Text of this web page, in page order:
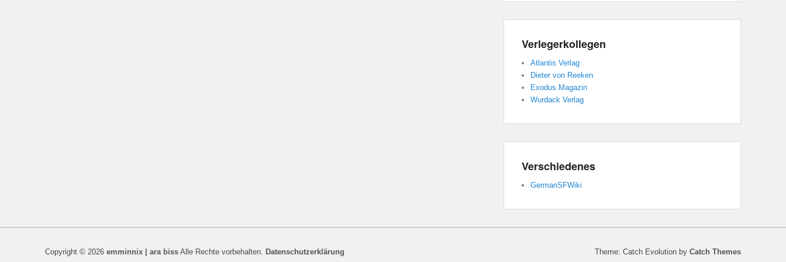
Verlegerkollegen
Atlantis Verlag
Dieter von Reeken
Exodus Magazin
Wurdack Verlag
Verschiedenes
GermanSFWiki
Copyright © 2026 emminnix | ara biss Alle Rechte vorbehalten. Datenschutzerklärung Theme: Catch Evolution by Catch Themes